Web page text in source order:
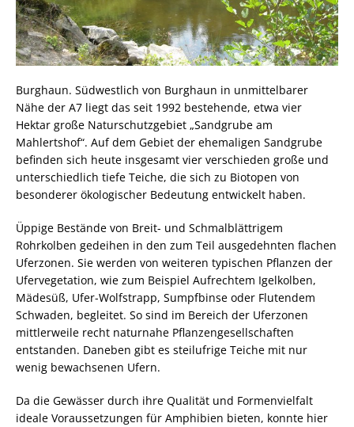
Burghaun. Südwestlich von Burghaun in unmittelbarer
Nähe der A7 liegt das seit 1992 bestehende, etwa vier
Hektar große Naturschutzgebiet „Sandgrube am
Mahlertshof“. Auf dem Gebiet der ehemaligen Sandgrube
befinden sich heute insgesamt vier verschieden große und
unterschiedlich tiefe Teiche, die sich zu Biotopen von
besonderer ökologischer Bedeutung entwickelt haben.
Üppige Bestände von Breit- und Schmalblättrigem
Rohrkolben gedeihen in den zum Teil ausgedehnten flachen
Uferzonen. Sie werden von weiteren typischen Pflanzen der
Ufervegetation, wie zum Beispiel Aufrechtem Igelkolben,
Mädesüß, Ufer-Wolfstrapp, Sumpfbinse oder Flutendem
Schwaden, begleitet. So sind im Bereich der Uferzonen
mittlerweile recht naturnahe Pflanzengesellschaften
entstanden. Daneben gibt es steilufrige Teiche mit nur
wenig bewachsenen Ufern.
Da die Gewässer durch ihre Qualität und Formenvielfalt
ideale Voraussetzungen für Amphibien bieten, konnte hier